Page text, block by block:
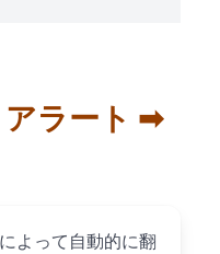
アラート ➡
よって自動的に翻